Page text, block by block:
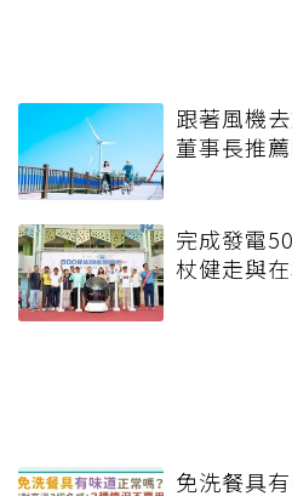
跟著風機
董事長推
完成發電
杖健走與
免洗餐具